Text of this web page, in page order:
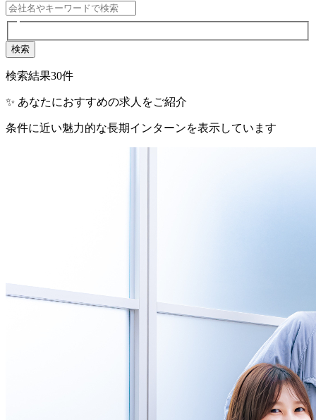
検索
検索結果30件
✨ あなたにおすすめの求人をご紹介
条件に近い魅力的な長期インターンを表示しています